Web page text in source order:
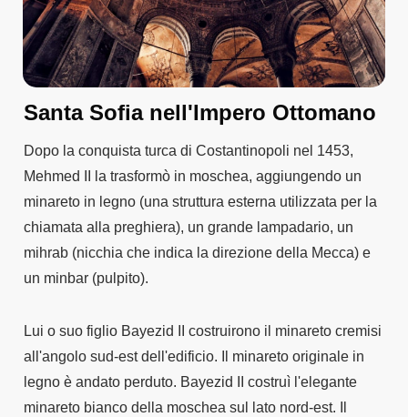
Santa Sofia nell'Impero Ottomano
Dopo la conquista turca di Costantinopoli nel 1453,
Mehmed II la trasformò in moschea, aggiungendo un
minareto in legno (una struttura esterna utilizzata per la
chiamata alla preghiera), un grande lampadario, un
mihrab (nicchia che indica la direzione della Mecca) e
un minbar (pulpito).
Lui o suo figlio Bayezid II costruirono il minareto cremisi
all'angolo sud-est dell'edificio. Il minareto originale in
legno è andato perduto. Bayezid II costruì l'elegante
minareto bianco della moschea sul lato nord-est. Il